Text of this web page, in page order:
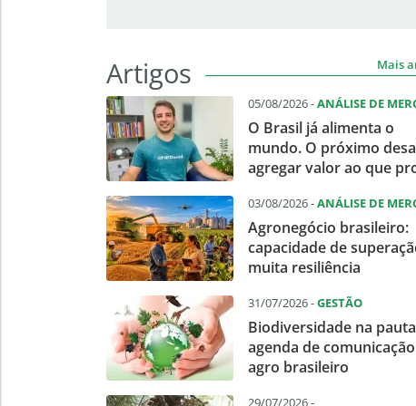
Artigos Mais
05/08/2026 -ANÁLISE DE
O Brasil já alimenta o
mundo. O próximo
agregar valor ao que
03/08/2026 -ANÁLISE DE
Agronegócio brasileiro:
capacidade de
muita resiliência
31/07/2026 -GESTÃO
Biodiversidade na
agenda de
agro brasileiro
29/07/2026 -